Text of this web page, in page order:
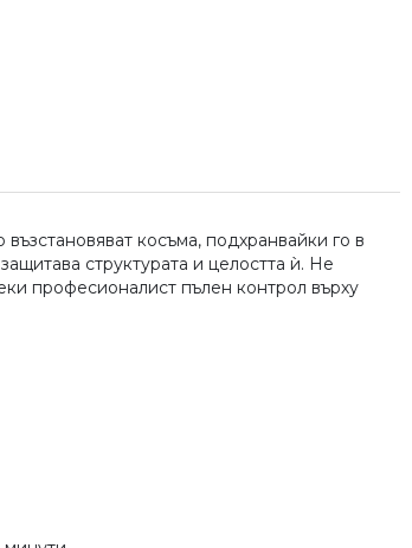
косъма, подхранвайки го в
структурата и целостта ѝ. Не
професионалист пълен контрол върху